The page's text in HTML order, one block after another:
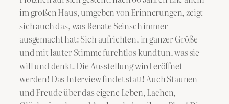
im großen Haus, umgeben von Erinnerungen, zeigt
sich auch das, was Renate Seinsch immer
ausgemacht hat: Sich aufrichten, in ganzer Größe
und mit lauter Stimme furchtlos kundtun, was sie
will und denkt. Die Ausstellung wird eröffnet
werden! Das Interview findet statt! Auch Staunen
und Freude über das eigene Leben, Lachen,